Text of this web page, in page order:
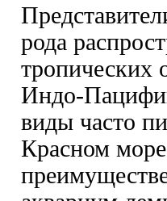
рода
тропических
Индо-
виды часто
Красном